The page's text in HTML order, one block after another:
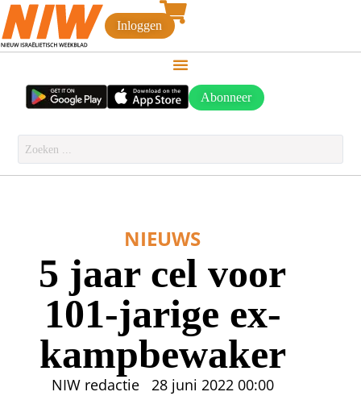
Inloggen
Abonneer
NIEUWS
5 jaar cel voor
101-jarige ex-
kampbewaker
NIW redactie 28 juni 2022 00:00